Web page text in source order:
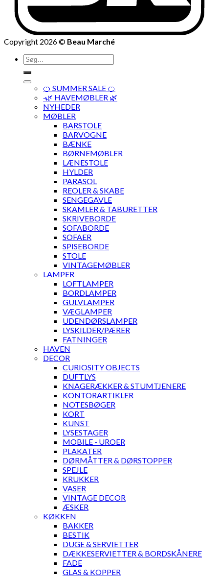
Copyright 2026 © Beau Marché
Søg
efter:
🍊 SUMMER SALE 🍊
·🌿 HAVEMØBLER 🌿
NYHEDER
MØBLER
BARSTOLE
BARVOGNE
BÆNKE
BØRNEMØBLER
LÆNESTOLE
HYLDER
PARASOL
REOLER & SKABE
SENGEGAVLE
SKAMLER & TABURETTER
SKRIVEBORDE
SOFABORDE
SOFAER
SPISEBORDE
STOLE
VINTAGEMØBLER
LAMPER
LOFTLAMPER
BORDLAMPER
GULVLAMPER
VÆGLAMPER
UDENDØRSLAMPER
LYSKILDER/PÆRER
FATNINGER
HAVEN
DECOR
CURIOSITY OBJECTS
DUFTLYS
KNAGERÆKKER & STUMTJENERE
KONTORARTIKLER
NOTESBØGER
KORT
KUNST
LYSESTAGER
MOBILE - UROER
PLAKATER
DØRMÅTTER & DØRSTOPPER
SPEJLE
KRUKKER
VASER
VINTAGE DECOR
ÆSKER
KØKKEN
BAKKER
BESTIK
DUGE & SERVIETTER
DÆKKESERVIETTER & BORDSKÅNERE
FADE
GLAS & KOPPER